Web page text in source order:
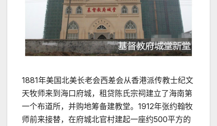
1881年美国北美长老会西差会从香港派传教士纪文
天牧师来到海口府城，租贷陈氏宗祠建立了海南第
一个布道所，并购地筹备建教堂。1912年张约翰牧
师前来接替，在府城北官村建起一座约500平方的